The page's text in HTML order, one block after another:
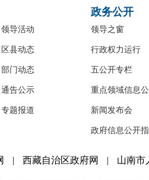
领导活动
区县动态
部门动态
通告公示
专题报道
政务公开
领导之窗
行政权力运行
五公开专栏
重点领域信息
新闻发布会
政府信息公开
| 西藏自治区政府网 | 山南市